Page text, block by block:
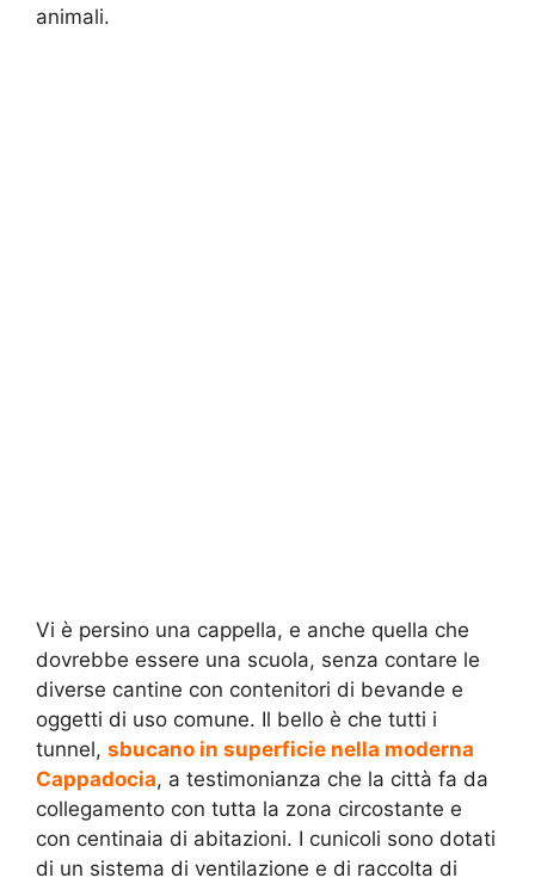
animali.
Vi è persino una cappella, e anche quella che
dovrebbe essere una scuola, senza contare le
diverse cantine con contenitori di bevande e
oggetti di uso comune. Il bello è che tutti i
tunnel, sbucano in superficie nella moderna
Cappadocia, a testimonianza che la città fa da
collegamento con tutta la zona circostante e
con centinaia di abitazioni. I cunicoli sono dotati
di un sistema di ventilazione e di raccolta di